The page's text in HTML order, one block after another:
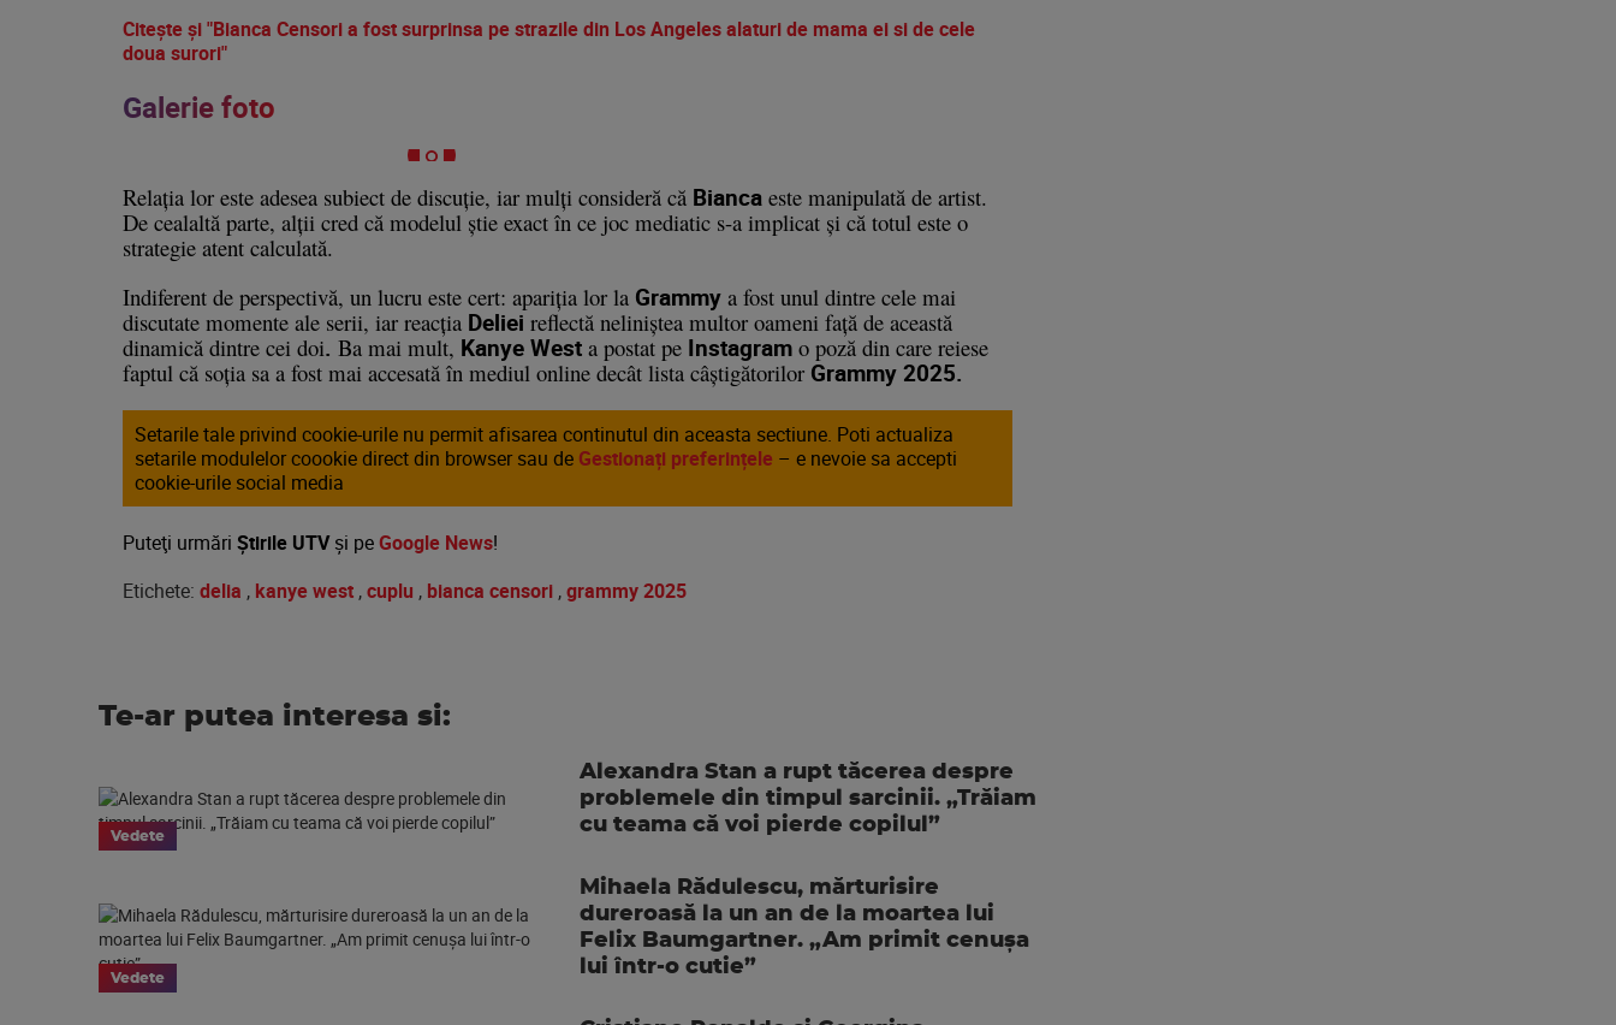
Citeşte şi "Bianca Censori a fost surprinsa pe strazile din Los Angeles alaturi de mama ei si de cele
doua surori"
Galerie foto
Relația lor este adesea subiect de discuție, iar mulți consideră că Bianca este manipulată de artist.
De cealaltă parte, alții cred că modelul știe exact în ce joc mediatic s-a implicat și că totul este o
strategie atent calculată.
Indiferent de perspectivă, un lucru este cert: apariția lor la Grammy a fost unul dintre cele mai
discutate momente ale serii, iar reacția Deliei reflectă neliniștea multor oameni față de această
dinamică dintre cei doi. Ba mai mult, Kanye West a postat pe Instagram o poză din care reiese
faptul că soția sa a fost mai accesată în mediul online decât lista câștigătorilor Grammy 2025.
Setarile tale privind cookie-urile nu permit afisarea continutul din aceasta sectiune. Poti actualiza
setarile modulelor coookie direct din browser sau de Gestionați preferințele – e nevoie sa accepti
cookie-urile social media
Puteţi urmări Știrile UTVşi peGoogle News!
Etichete: delia , kanye west ,cuplu , bianca censori ,grammy 2025
Te-ar putea interesa si:
Vedete
Alexandra Stan a rupt tăcerea despre
problemele din timpul sarcinii. „Trăiam
cu teama că voi pierde copilul”
Vedete
Mihaela Rădulescu, mărturisire
dureroasă la un an de la moartea lui
Felix Baumgartner. „Am primit cenușa
lui într-o cutie”